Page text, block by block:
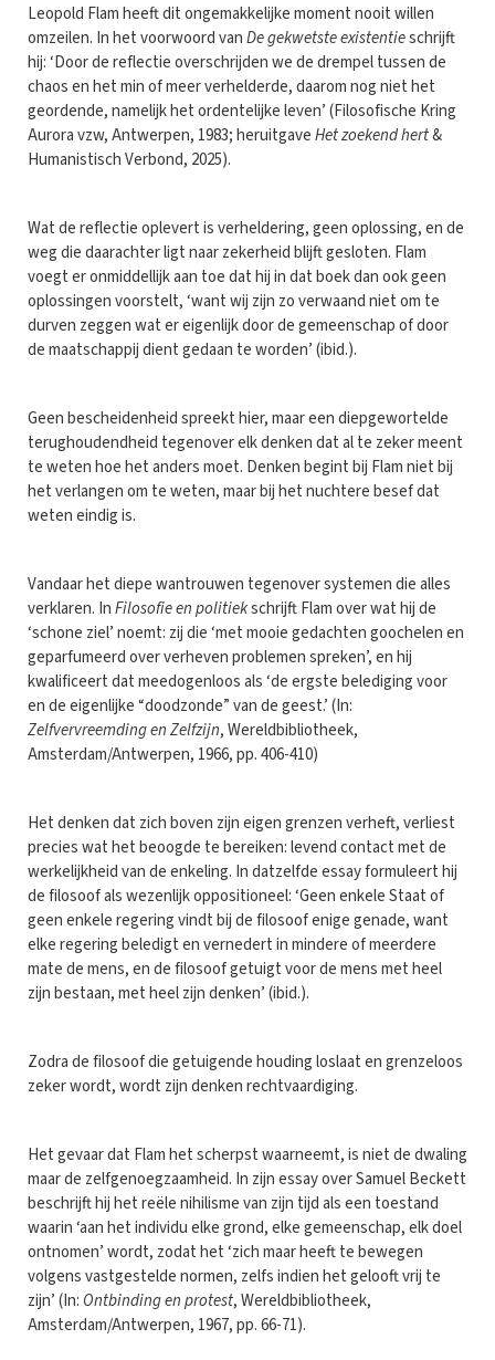
Leopold Flam heeft dit ongemakkelijke moment nooit willen
omzeilen. In het voorwoord vanDe gekwetste existentieschrijft
hij: ‘Door de reflectie overschrijden we de drempel tussen de
chaos en het min of meer verhelderde, daarom nog niet het
geordende, namelijk het ordentelijke leven’ (Filosofische Kring
Aurora vzw, Antwerpen, 1983; heruitgaveHet zoekend hert&
Humanistisch Verbond, 2025).
Wat de reflectie oplevert is verheldering, geen oplossing, en de
weg die daarachter ligt naar zekerheid blijft gesloten. Flam
voegt er onmiddellijk aan toe dat hij in dat boek dan ook geen
oplossingen voorstelt, ‘want wij zijn zo verwaand niet om te
durven zeggen wat er eigenlijk door de gemeenschap of door
de maatschappij dient gedaan te worden’ (ibid.).
Geen bescheidenheid spreekt hier, maar een diepgewortelde
terughoudendheid tegenover elk denken dat al te zeker meent
te weten hoe het anders moet. Denken begint bij Flam niet bij
het verlangen om te weten, maar bij het nuchtere besef dat
weten eindig is.
Vandaar het diepe wantrouwen tegenover systemen die alles
verklaren. InFilosofie en politiekschrijft Flam over wat hij de
‘schone ziel’ noemt: zij die ‘met mooie gedachten goochelen en
geparfumeerd over verheven problemen spreken’, en hij
kwalificeert dat meedogenloos als ‘de ergste belediging voor
en de eigenlijke “doodzonde” van de geest.’ (In:
Zelfvervreemding en Zelfzijn, Wereldbibliotheek,
Amsterdam/Antwerpen, 1966, pp. 406-410)
Het denken dat zich boven zijn eigen grenzen verheft, verliest
precies wat het beoogde te bereiken: levend contact met de
werkelijkheid van de enkeling. In datzelfde essay formuleert hij
de filosoof als wezenlijk oppositioneel: ‘Geen enkele Staat of
geen enkele regering vindt bij de filosoof enige genade, want
elke regering beledigt en vernedert in mindere of meerdere
mate de mens, en de filosoof getuigt voor de mens met heel
zijn bestaan, met heel zijn denken’ (ibid.).
Zodra de filosoof die getuigende houding loslaat en grenzeloos
zeker wordt, wordt zijn denken rechtvaardiging.
Het gevaar dat Flam het scherpst waarneemt, is niet de dwaling
maar de zelfgenoegzaamheid. In zijn essay over Samuel Beckett
beschrijft hij het reële nihilisme van zijn tijd als een toestand
waarin ‘aan het individu elke grond, elke gemeenschap, elk doel
ontnomen’ wordt, zodat het ‘zich maar heeft te bewegen
volgens vastgestelde normen, zelfs indien het gelooft vrij te
zijn’ (In: Ontbinding en protest, Wereldbibliotheek,
Amsterdam/Antwerpen, 1967, pp. 66-71).